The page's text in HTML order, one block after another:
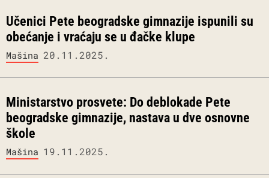
Učenici Pete beogradske gimnazije ispunili su
obećanje i vraćaju se u đačke klupe
Mašina 20.11.2025.
Ministarstvo prosvete: Do deblokade Pete
beogradske gimnazije, nastava u dve osnovne
škole
Mašina 19.11.2025.